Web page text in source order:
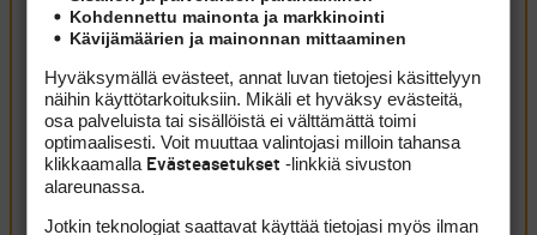
Olisikohan ollut niin, että The Open varasijat tulevat
ensiksi kahdelle maailman listan parahaalle, joilla ei
ole paikkaa ja sen jäkeen maanantai karsinnan
parhaille. Tuollasita muistan lukeneeni, mutta en nyt
ala tarkistelemaan.
Kirjaudu sisään vastataksesi ILMOITA ASIATON VIESTI
Kohdennettu mainonta ja markkinointi
Kävijämäärien ja mainonnan mittaaminen
Hyväksymällä evästeet, annat luvan tietojesi käsittelyyn
näihin käyttötarkoituksiin. Mikäli et hyväksy evästeitä,
osa palveluista tai sisällöistä ei välttämättä toimi
optimaalisesti. Voit muuttaa valintojasi milloin tahansa
klikkaamalla Evästeasetukset -linkkiä sivuston
alareunassa.
Jotkin teknologiat saattavat käyttää tietojasi myös ilman